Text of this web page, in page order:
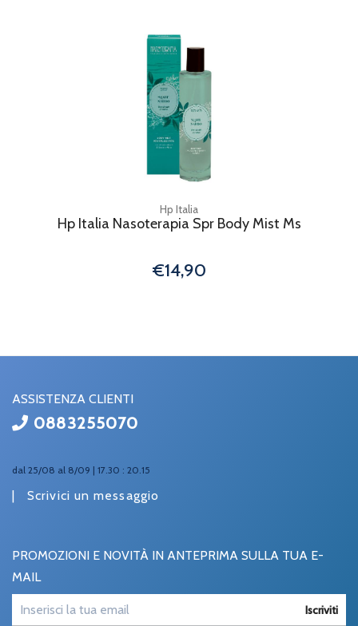
Hp Italia
Hp Italia Nasoterapia Spr Body Mist Ms
€14,90
ASSISTENZA CLIENTI
0883255070
dal 25/08 al 8/09 | 17.30 : 20.15
| Scrivici un messaggio
PROMOZIONI E NOVITÀ IN ANTEPRIMA SULLA TUA E-
MAIL
Iscriviti